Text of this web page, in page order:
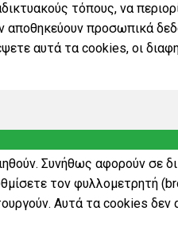
τόπους, να
αποθηκεύουν προσωπικά
αυτά τα cookies, οι
Συνήθως αφορούν σε
τον φυλλομετρητή
Αυτά τα cookies